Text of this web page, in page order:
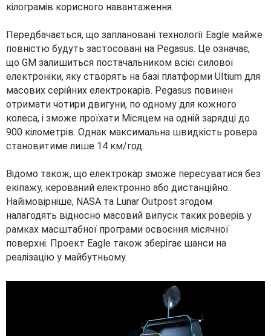
кілограмів корисного навантаження.
Передбачається, що заплановані технології Eagle майже
повністю будуть застосовані на Pegasus. Це означає,
що GM залишиться постачальником всієї силової
електроніки, яку створять на базі платформи Ultium для
масових серійних електрокарів. Pegasus повинен
отримати чотири двигуни, по одному для кожного
колеса, і зможе проїхати Місяцем на одній зарядці до
900 кілометрів. Однак максимальна швидкість ровера
становитиме лише 14 км/год.
Відомо також, що електрокар зможе пересуватися без
екіпажу, керований електронно або дистанційно.
Найімовірніше, NASA та Lunar Outpost згодом
налагодять відносно масовий випуск таких роверів у
рамках масштабної програми освоєння місячної
поверхні. Проект Eagle також зберігає шанси на
реалізацію у майбутньому.